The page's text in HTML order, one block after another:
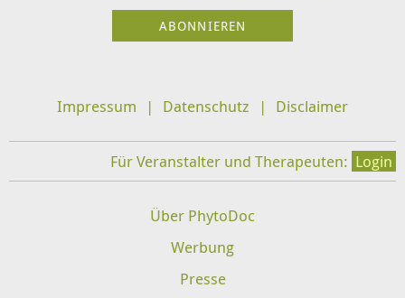
Impressum Datenschutz Disclaimer
Für Veranstalter und Therapeuten: Login
Über PhytoDoc
Werbung
Presse